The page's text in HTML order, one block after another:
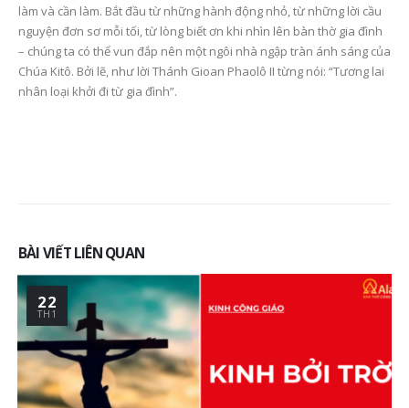
làm và cần làm. Bắt đầu từ những hành động nhỏ, từ những lời cầu
nguyện đơn sơ mỗi tối, từ lòng biết ơn khi nhìn lên bàn thờ gia đình
– chúng ta có thể vun đắp nên một ngôi nhà ngập tràn ánh sáng của
Chúa Kitô. Bởi lẽ, như lời Thánh Gioan Phaolô II từng nói: “Tương lai
nhân loại khởi đi từ gia đình”.
BÀI VIẾT LIÊN QUAN
31
TH1